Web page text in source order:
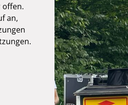
offen.
an,